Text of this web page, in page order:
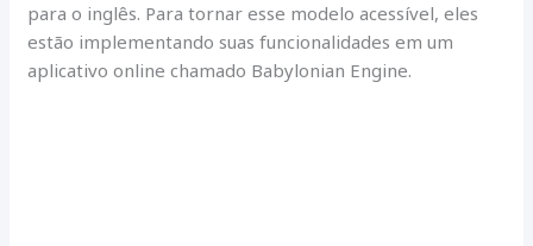
para o inglês. Para tornar esse modelo acessível, eles
estão implementando suas funcionalidades em um
aplicativo online chamado Babylonian Engine.